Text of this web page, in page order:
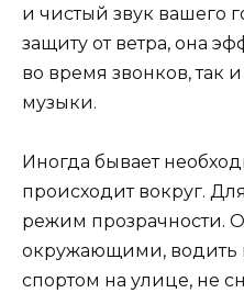
и чистый звук вашего
защиту от ветра, она
во время звонков, так
музыки.
Иногда бывает
происходит вокруг.
режим прозрачности.
окружающими, водить
спортом на улице, не